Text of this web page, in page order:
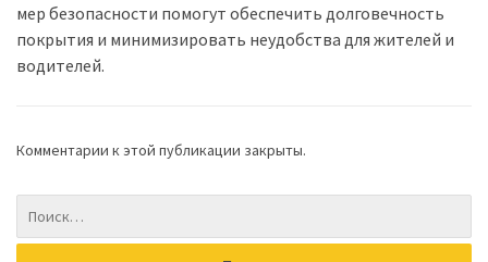
мер безопасности помогут обеспечить долговечность
покрытия и минимизировать неудобства для жителей и
водителей.
Комментарии к этой публикации закрыты.